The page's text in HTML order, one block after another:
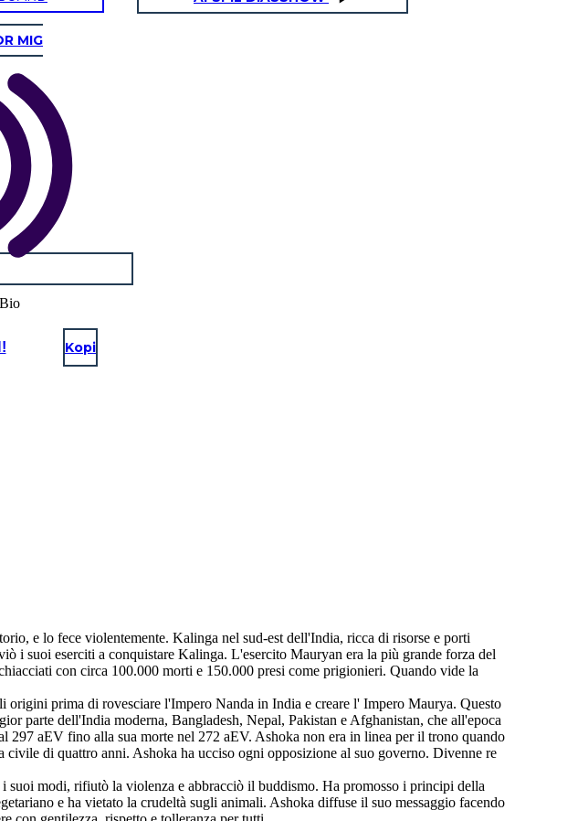
MIG
Kopi
e lo fece violentemente. Kalinga nel sud-est dell'India, ricca di risorse e porti
i suoi eserciti a conquistare Kalinga. L'esercito Mauryan era la più grande forza del
con circa 100.000 morti e 150.000 presi come prigionieri. Quando vide la
prima di rovesciare l'Impero Nanda in India e creare l' Impero Maurya. Questo
parte dell'India moderna, Bangladesh, Nepal, Pakistan e Afghanistan, che all'epoca
aEV fino alla sua morte nel 272 aEV. Ashoka non era in linea per il trono quando
civile di quattro anni. Ashoka ha ucciso ogni opposizione al suo governo. Divenne re
modi, rifiutò la violenza e abbracciò il buddismo. Ha promosso i principi della
e ha vietato la crudeltà sugli animali. Ashoka diffuse il suo messaggio facendo